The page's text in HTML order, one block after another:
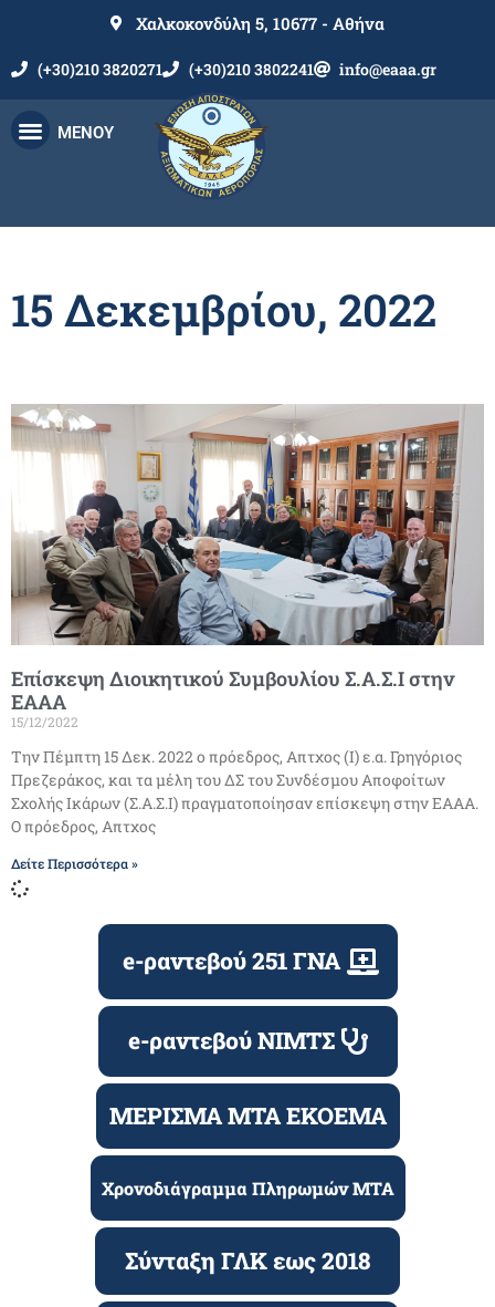
Χαλκοκονδύλη 5, 10677 - Αθήνα
(+30)210 3820271 (+30)210 3802241 info@eaaa.gr
ΜΕΝΟΥ
15 Δεκεμβρίου, 2022
Επίσκεψη Διοικητικού Συμβουλίου Σ.Α.Σ.Ι στην
ΕΑΑΑ
15/12/2022
Την Πέμπτη 15 Δεκ. 2022 ο πρόεδρος, Απτχος (Ι) ε.α. Γρηγόριος
Πρεζεράκος, και τα μέλη του ΔΣ του Συνδέσμου Αποφοίτων
Σχολής Ικάρων (Σ.Α.Σ.Ι) πραγματοποίησαν επίσκεψη στην ΕΑΑΑ.
Ο πρόεδρος, Απτχος
Δείτε Περισσότερα »
e-ραντεβού 251 ΓΝΑ
e-ραντεβού ΝΙΜΤΣ
ΜΕΡΙΣΜΑ ΜΤΑ ΕΚΟΕΜΑ
Χρονοδιάγραμμα Πληρωμών ΜΤΑ
Σύνταξη ΓΛΚ εως 2018